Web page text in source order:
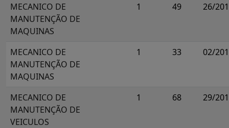
MECANICO DE
MANUTENÇÃO DE
MAQUINAS
1 49 26/
MECANICO DE
MANUTENÇÃO DE
MAQUINAS
1 33 02/
MECANICO DE
MANUTENÇÃO DE
VEICULOS
1 68 29/